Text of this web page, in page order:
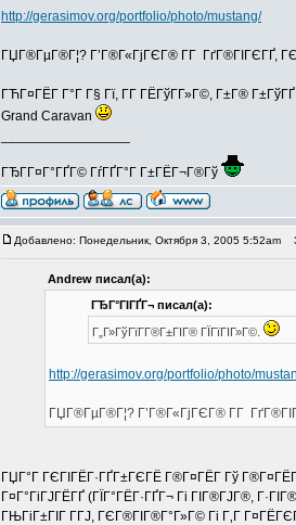
http://gerasimov.org/portfolio/photo/mustang/
ГЏГ®ГµГ®Г¦? Г’Г®Г«ГјГЄГ® Г­Г ГґГ®ГІГЄГҐ,
ГЋГ¤ГЁГ­ Г°Г Г§ Гї, Г­Г ГЁГўГ­Г»Г©, Г±Г®
Grand Caravan
ГЂГ­Г¤Г°ГҐГ© ГѓГҐГ°Г Г±ГЁГ¬Г®Гў
Добавлено: Понедельник, Октября 3, 2005 5:52am
Andrew писал(а):
ГЂГ°ГІГҐГ¬ писал(а):
Г„Г»ГўГїГ­Г®Г±ГІГ® ГЇГїГІГ»Г©.
http://gerasimov.org/portfolio/photo/
ГЏГ®ГµГ®Г¦? Г’Г®Г«ГјГЄГ® Г­Г
ГЏГ°Г ГЄГІГЁГ·ГҐГ±ГЄГЁ Г®Г¤ГЁГ­ Гў
Г¤Г°ГіГЈГЁГҐ (ГЇГ°ГЁГ·ГҐГ¬ Гі ГІГ®ГЈГ®,
ГЊГіГ±ГІГ Г­ГЈ, ГЄГ®ГІГ®Г°Г»Г© Гі Г‚Г